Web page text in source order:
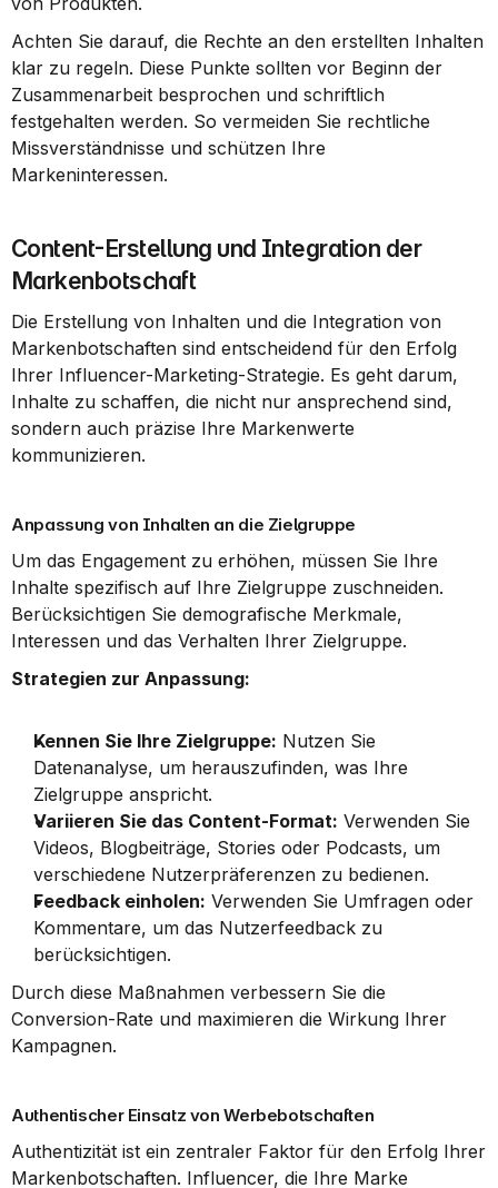
Achten Sie darauf, die Rechte an den erstellten Inhalten
klar zu regeln. Diese Punkte sollten vor Beginn der
Zusammenarbeit besprochen und schriftlich
festgehalten werden. So vermeiden Sie rechtliche
Missverständnisse und schützen Ihre
Markeninteressen.
Content-Erstellung und Integration der
Markenbotschaft
Die Erstellung von Inhalten und die Integration von
Markenbotschaften sind entscheidend für den Erfolg
Ihrer Influencer-Marketing-Strategie. Es geht darum,
Inhalte zu schaffen, die nicht nur ansprechend sind,
sondern auch präzise Ihre Markenwerte
kommunizieren.
Anpassung von Inhalten an die Zielgruppe
Um das Engagement zu erhöhen, müssen Sie Ihre
Inhalte spezifisch auf Ihre Zielgruppe zuschneiden.
Berücksichtigen Sie demografische Merkmale,
Interessen und das Verhalten Ihrer Zielgruppe.
Strategien zur Anpassung:
Kennen Sie Ihre Zielgruppe: Nutzen Sie
Datenanalyse, um herauszufinden, was Ihre
Zielgruppe anspricht.
Variieren Sie das Content-Format: Verwenden Sie
Videos, Blogbeiträge, Stories oder Podcasts, um
verschiedene Nutzerpräferenzen zu bedienen.
Feedback einholen: Verwenden Sie Umfragen oder
Kommentare, um das Nutzerfeedback zu
berücksichtigen.
Durch diese Maßnahmen verbessern Sie die
Conversion-Rate und maximieren die Wirkung Ihrer
Kampagnen.
Authentischer Einsatz von Werbebotschaften
Authentizität ist ein zentraler Faktor für den Erfolg Ihrer
Markenbotschaften. Influencer, die Ihre Marke